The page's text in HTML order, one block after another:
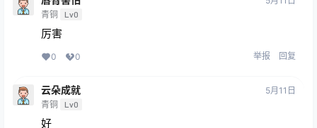
青铜 Lv0
厉害
0 0 举报 回复
云朵成就
青铜 Lv0
5月11日
好